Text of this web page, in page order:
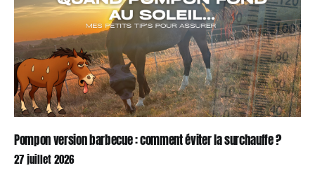
Pompon version barbecue : comment éviter la surchauffe ?
27 juillet 2026